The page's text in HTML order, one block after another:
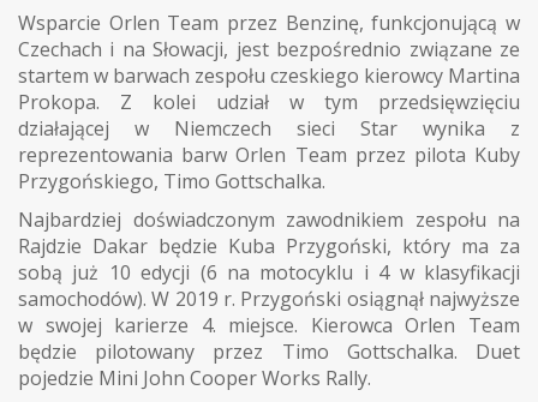
Wsparcie Orlen Team przez Benzinę, funkcjonującą w
Czechach i na Słowacji, jest bezpośrednio związane ze
startem w barwach zespołu czeskiego kierowcy Martina
Prokopa. Z kolei udział w tym przedsięwzięciu
działającej w Niemczech sieci Star wynika z
reprezentowania barw Orlen Team przez pilota Kuby
Przygońskiego, Timo Gottschalka.
Najbardziej doświadczonym zawodnikiem zespołu na
Rajdzie Dakar będzie Kuba Przygoński, który ma za
sobą już 10 edycji (6 na motocyklu i 4 w klasyfikacji
samochodów). W 2019 r. Przygoński osiągnął najwyższe
w swojej karierze 4. miejsce. Kierowca Orlen Team
będzie pilotowany przez Timo Gottschalka. Duet
pojedzie Mini John Cooper Works Rally.